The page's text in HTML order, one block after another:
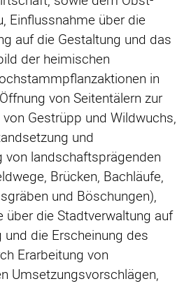
Einflussnahme über die
auf die Gestaltung und das
der heimischen
in
von Seitentälern zur
Gestrüpp und Wildwuchs,
und
von landschaftsprägenden
Brücken, Bachläufe,
und Böschungen),
über die Stadtverwaltung auf
und die Erscheinung des
Erarbeitung von
Umsetzungsvorschlägen,